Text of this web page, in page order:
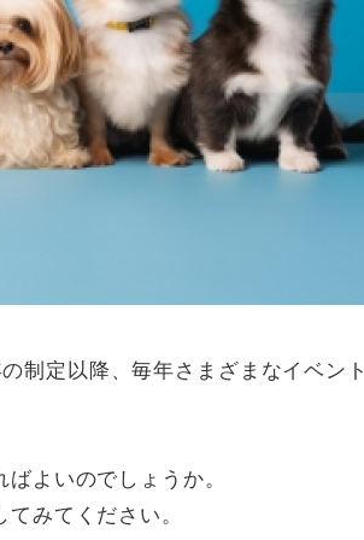
制定以降、毎年さまざまなイベント
よいのでしょうか。
みてください。